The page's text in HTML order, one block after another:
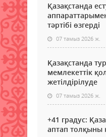
Қазақстанда
тәртібі өзгерді
07 тамыз 2026 ж.
Қазақстанда
мемлекеттік
жетілдірілуде
07 тамыз 2026 ж.
+41 градус:
аптап толқыны